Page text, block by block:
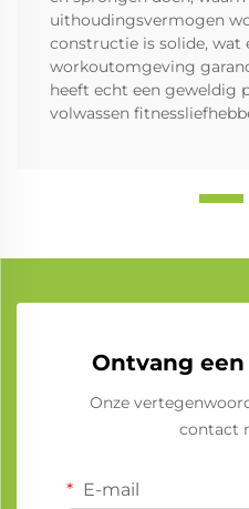
uithoudingsvermogen
constructie is solide, wat
workoutomgeving
heeft echt een geweldig
volwassen
Ontvang
Onze
contact
E-mail